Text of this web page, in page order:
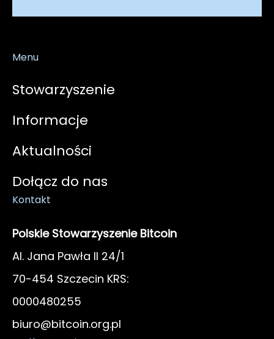
Menu
Stowarzyszenie
Informacje
Aktualności
Dołącz do nas
Kontakt
Polskie Stowarzyszenie Bitcoin
Al. Jana Pawła II 24/1
70-454 Szczecin KRS:
0000480255
biuro@bitcoin.org.pl